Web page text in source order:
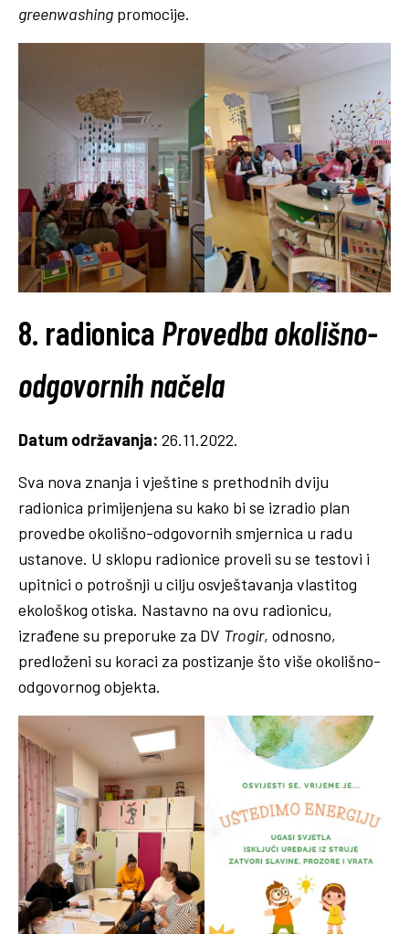
greenwashing promocije.
8. radionica Provedba okolišno-
odgovornih načela
Datum održavanja: 26.11.2022.
Sva nova znanja i vještine s prethodnih dviju
radionica primijenjena su kako bi se izradio plan
provedbe okolišno-odgovornih smjernica u radu
ustanove. U sklopu radionice proveli su se testovi i
upitnici o potrošnji u cilju osvještavanja vlastitog
ekološkog otiska. Nastavno na ovu radionicu,
izrađene su preporuke za DV Trogir, odnosno,
predloženi su koraci za postizanje što više okolišno-
odgovornog objekta.